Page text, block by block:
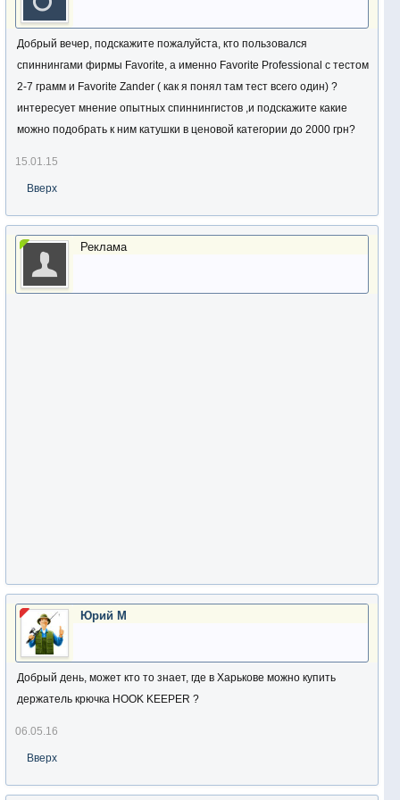
Добрый вечер, подскажите пожалуйста, кто пользовался
спиннингами фирмы Favorite, а именно Favorite Professional с тестом
2-7 грамм и Favorite Zander ( как я понял там тест всего один) ?
интересует мнение опытных спиннингистов ,и подскажите какие
можно подобрать к ним катушки в ценовой категории до 2000 грн?
15.01.15
Вверх
Реклама
Юрий М
Добрый день, может кто то знает, где в Харькове можно купить
держатель крючка HOOK KEEPER ?
06.05.16
Вверх